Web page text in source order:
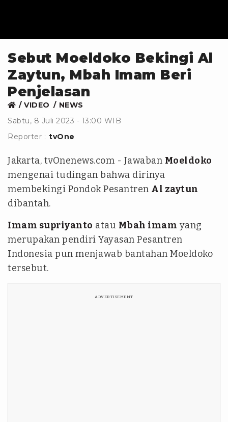
Sebut Moeldoko Bekingi Al
Zaytun, Mbah Imam Beri
Penjelasan
VIDEO
NEWS
Sabtu, 8 Juli 2023 - 13:00 WIB
Reporter : tvOne
Jakarta, tvOnenews.com - Jawaban Moeldoko
mengenai tudingan bahwa dirinya
membekingi Pondok Pesantren Al zaytun
dibantah.
Imam supriyanto atau Mbah imam yang
merupakan pendiri Yayasan Pesantren
Indonesia pun menjawab bantahan Moeldoko
tersebut.
ADVERTISEMENT